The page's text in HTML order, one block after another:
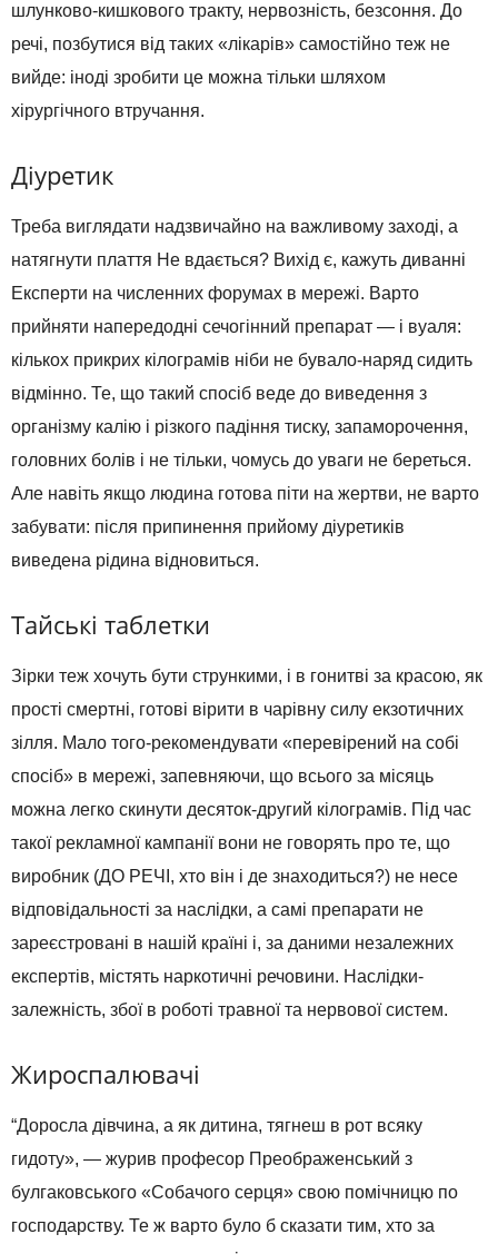
шлунково-кишкового тракту, нервозність, безсоння. До
речі, позбутися від таких «лікарів» самостійно теж не
вийде: іноді зробити це можна тільки шляхом
хірургічного втручання.
Діуретик
Треба виглядати надзвичайно на важливому заході, а
натягнути плаття Не вдається? Вихід є, кажуть диванні
Експерти на численних форумах в мережі. Варто
прийняти напередодні сечогінний препарат — і вуаля:
кількох прикрих кілограмів ніби не бувало-наряд сидить
відмінно. Те, що такий спосіб веде до виведення з
організму калію і різкого падіння тиску, запаморочення,
головних болів і не тільки, чомусь до уваги не береться.
Але навіть якщо людина готова піти на жертви, не варто
забувати: після припинення прийому діуретиків
виведена рідина відновиться.
Тайські таблетки
Зірки теж хочуть бути стрункими, і в гонитві за красою, як
прості смертні, готові вірити в чарівну силу екзотичних
зілля. Мало того-рекомендувати «перевірений на собі
спосіб» в мережі, запевняючи, що всього за місяць
можна легко скинути десяток-другий кілограмів. Під час
такої рекламної кампанії вони не говорять про те, що
виробник (ДО РЕЧІ, хто він і де знаходиться?) не несе
відповідальності за наслідки, а самі препарати не
зареєстровані в нашій країні і, за даними незалежних
експертів, містять наркотичні речовини. Наслідки-
залежність, збої в роботі травної та нервової систем.
Жироспалювачі
“Доросла дівчина, а як дитина, тягнеш в рот всяку
гидоту», — журив професор Преображенський з
булгаковського «Собачого серця» свою помічницю по
господарству. Те ж варто було б сказати тим, хто за